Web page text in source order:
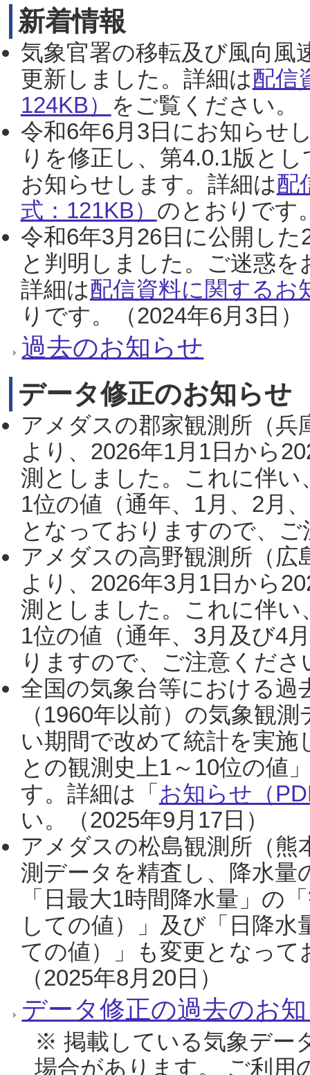
新着情報
気象官署の移転及び風向風
更新しました。詳細は配信
124KB） をご覧ください。
令和6年6月3日にお知らせ
りを修正し、第4.0.1版と
お知らせします。詳細は配
式：121KB） のとおりです
令和6年3月26日に公開し
と判明しました。ご迷惑
詳細は配信資料に関するお
りです。（2024年6月3日）
過去のお知らせ
データ修正のお知らせ
アメダスの郡家観測所（
より、2026年1月1日から
測としました。これに伴い
1位の値（通年、1月、2月
となっておりますので、
アメダスの高野観測所（
より、2026年3月1日から
測としました。これに伴い
1位の値（通年、3月及び4
りますので、ご注意くだ
全国の気象台等における過
（1960年以前）の気象観
い期間で改めて統計を実
との観測史上1～10位の値
す。詳細は「 お知らせ（
い。（2025年9月17日）
アメダスの松島観測所（熊
測データを精査し、降水
「日最大1時間降水量」の
しての値）」及び「日降
ての値）」も変更となっ
（2025年8月20日）
データ修正の過去のお
※ 掲載している気象デー
場合があります。 ご利用